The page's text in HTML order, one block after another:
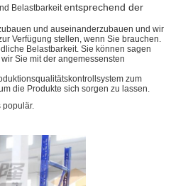
Belastbarkeitentsprechend der
und auseinanderzubauen und wir
Verfügung stellen, wenn Sie brauchen.
Belastbarkeit. Sie können sagen
Sie mit der angemessensten
zum
die Produkte sich sorgen zu lassen.
populär.